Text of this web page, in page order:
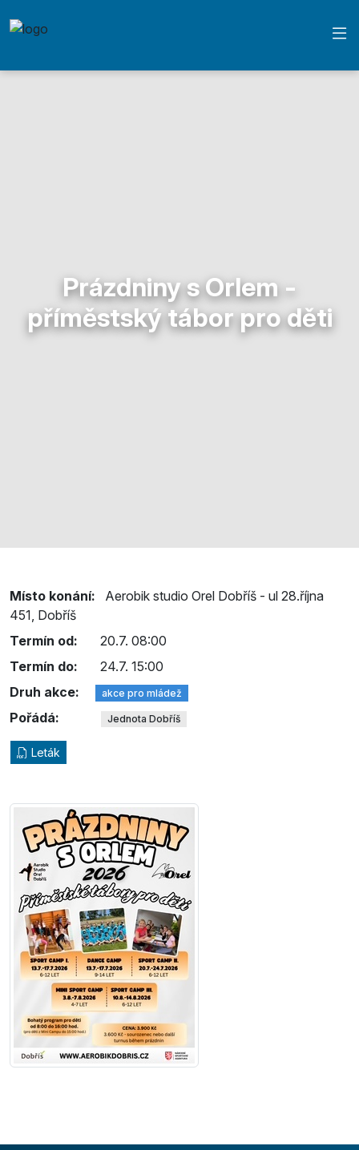
Prázdniny s Orlem -
příměstský tábor pro děti
Místo konání:
Aerobik studio Orel Dobříš - ul 28.října
451, Dobříš
Termín od:
20.7. 08:00
Termín do:
24.7. 15:00
Druh akce:
akce pro mládež
Pořádá: Jednota Dobříš
Leták